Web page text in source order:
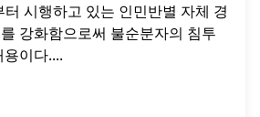
시행하고 있는 인민반별 자체 경
강화함으로써 불순분자의 침투
이다....